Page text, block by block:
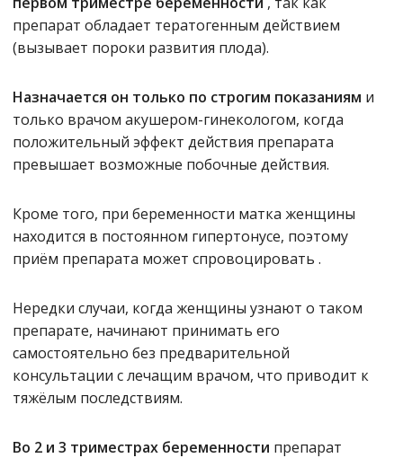
препарат обладает тератогенным действием
(вызывает пороки развития плода).
Назначается он только по строгим показаниям и
только врачом акушером-гинекологом, когда
положительный эффект действия препарата
превышает возможные побочные действия.
Кроме того, при беременности матка женщины
находится в постоянном гипертонусе, поэтому
приём препарата может спровоцировать .
Нередки случаи, когда женщины узнают о таком
препарате, начинают принимать его
самостоятельно без предварительной
консультации с лечащим врачом, что приводит к
тяжёлым последствиям.
Во 2 и 3 триместрах беременности препарат